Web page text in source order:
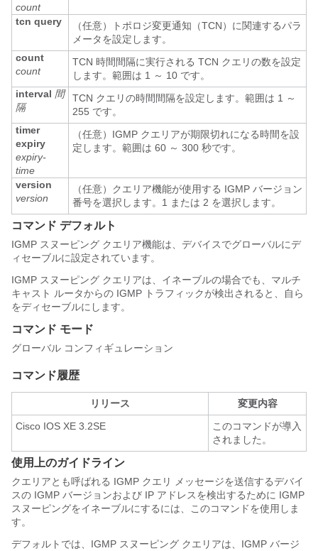
count
tcn query
（任意）トポロジ変更通知（TCN）に関連するパラ
メータを設定します。
count
count
TCN 時間間隔に実行される TCN クエリの数を設定
します。範囲は 1 ～ 10 です。
interval 間
隔
TCN クエリの時間間隔を設定します。範囲は 1 ～
255 です。
timer
expiry
expiry-
time
（任意）IGMP クエリアが期限切れになる時間を設
定します。範囲は 60 ～ 300 秒です。
version
version
（任意）クエリア機能が使用する IGMP バージョン
番号を選択します。1 または 2 を選択します。
コマンド デフォルト
IGMP スヌーピング クエリア機能は、 デバイスでグローバルにデ
ィセーブルに設定されています。
IGMP スヌーピング クエリアは、イネーブルの場合でも、マルチ
キャスト ルータからの IGMP トラフィックが検出されると、自ら
をディセーブルにします。
コマンド モード
グローバル コンフィギュレーション
コマンド履歴
リリース
変更内容
Cisco IOS XE 3.2SE
このコマンドが導入
されました。
使用上のガイドライン
クエリアとも呼ばれる IGMP クエリ メッセージを送信するデバイ
スの IGMP バージョンおよび IP アドレスを検出するために IGMP
スヌーピングをイネーブルにするには、このコマンドを使用しま
す。
デフォルトでは、IGMP スヌーピング クエリアは、IGMP バージ